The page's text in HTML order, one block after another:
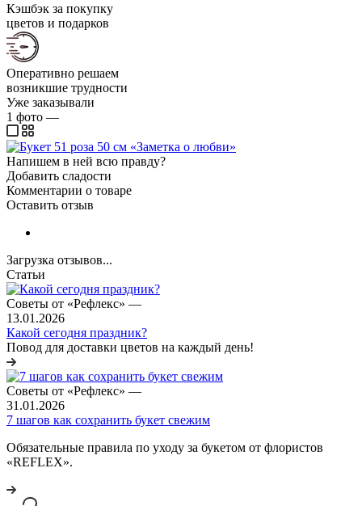
Кэшбэк за покупку
цветов и подарков
Оперативно решаем
возникшие трудности
Уже заказывали
1 фото —
Напишем в ней всю правду?
Добавить сладости
Комментарии о товаре
Оставить отзыв
Загрузка отзывов...
Статьи
Советы от «Рефлекс» —
13.01.2026
Какой сегодня праздник?
Повод для доставки цветов на каждый день!
Советы от «Рефлекс» —
31.01.2026
7 шагов как сохранить букет свежим
Обязательные правила по уходу за букетом от флористов
«REFLEX».